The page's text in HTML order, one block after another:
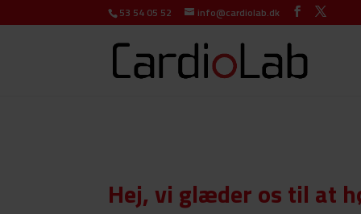
53 54 05 52 info@cardiolab.dk
Hej, vi glæder os til at